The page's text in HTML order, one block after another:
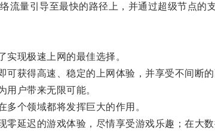
量引导至最快的路径上，并通过超级节点的支
现极速上网的最佳选择。
得高速、稳定的上网体验，并享受不间断的
户带来无限可能。
个领域都将发挥巨大的作用。
延迟的游戏体验，尽情享受游戏乐趣；在大